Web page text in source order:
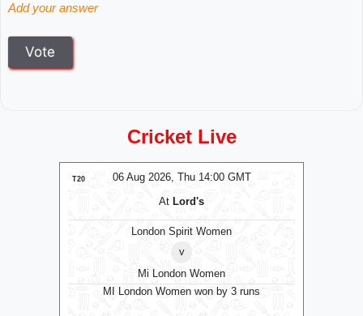
Add your answer
Cricket Live
06 Aug 2026, Thu 14:00 GMT
T20
At Lord's
London Spirit Women
v
Mi London Women
MI London Women won by 3 runs